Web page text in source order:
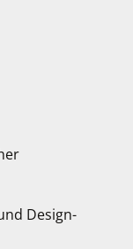
Design-